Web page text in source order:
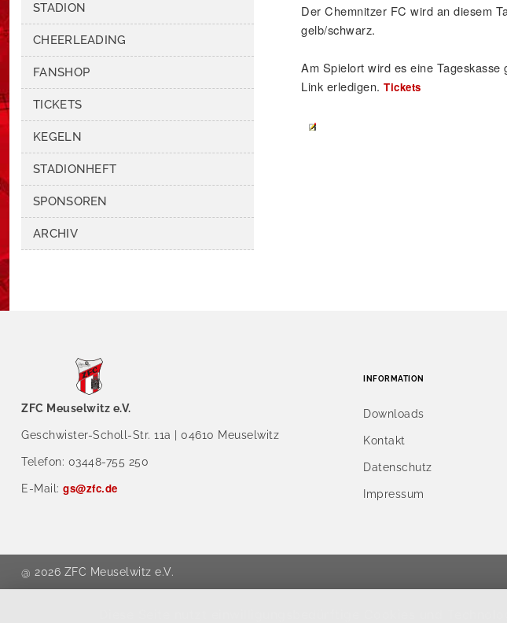
STADION
CHEERLEADING
FANSHOP
TICKETS
KEGELN
STADIONHEFT
SPONSOREN
ARCHIV
Der Chemnitzer FC wird an diesem
gelb/schwarz.
Am Spielort wird es eine
Link erledigen.Tickets
ZFC Meuselwitz e.V.
Geschwister-Scholl-Str. 11a | 04610 Meuselwitz
Telefon: 03448-755 250
E-Mail: gs@zfc.de
INFORMATION
Downloads
Kontakt
Datenschutz
Impressum
@ 2026 ZFC Meuselwitz e.V.